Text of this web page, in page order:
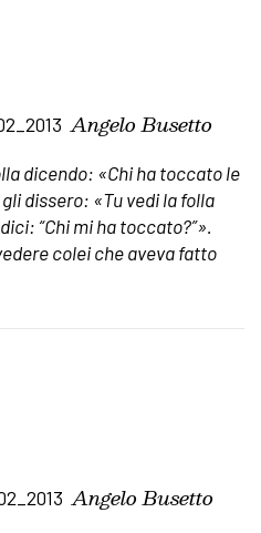
Angelo Busetto
dicendo: «Chi ha toccato le
dissero: «Tu vedi la folla
“Chi mi ha toccato?”».
colei che aveva fatto
Angelo Busetto